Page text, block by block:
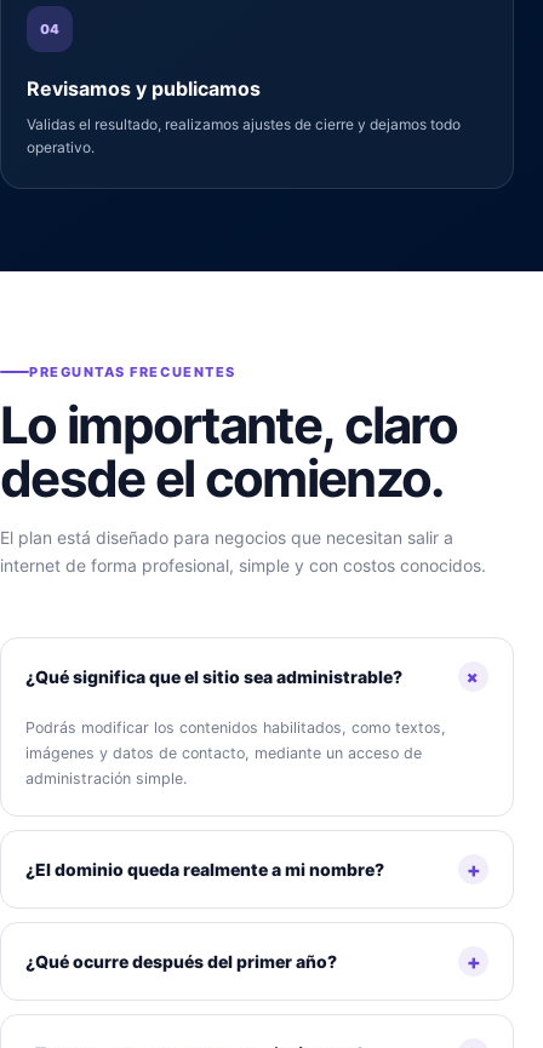
04
Revisamos y publicamos
Validas el resultado, realizamos ajustes de cierre y dejamos todo
operativo.
PREGUNTAS FRECUENTES
Lo importante, claro
desde el comienzo.
El plan está diseñado para negocios que necesitan salir a
internet de forma profesional, simple y con costos conocidos.
¿Qué significa que el sitio sea administrable? +
Podrás modificar los contenidos habilitados, como textos,
imágenes y datos de contacto, mediante un acceso de
administración simple.
¿El dominio queda realmente a mi nombre? +
¿Qué ocurre después del primer año? +